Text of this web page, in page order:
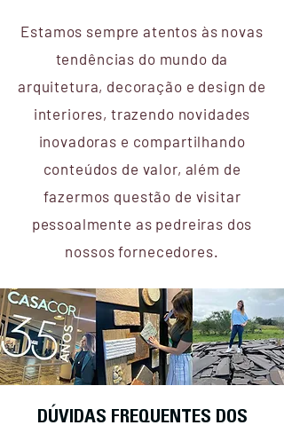
Estamos sempre atentos às novas
tendências do mundo da
arquitetura, decoração e design de
interiores, trazendo novidades
inovadoras e compartilhando
conteúdos de valor, além de
fazermos questão de visitar
pessoalmente as pedreiras dos
nossos fornecedores.
DÚVIDAS FREQUENTES DOS